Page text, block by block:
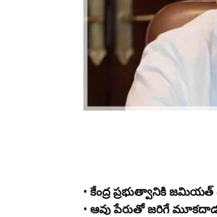
• కేంద్ర ప్రభుత్వానికి
• ఆవు పేరుతో జరిగే